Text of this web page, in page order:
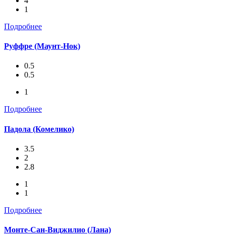
1
Подробнее
Руффре (Маунт-Нок)
0.5
0.5
1
Подробнее
Падола (Комелико)
3.5
2
2.8
1
1
Подробнее
Монте-Сан-Виджилио (Лана)